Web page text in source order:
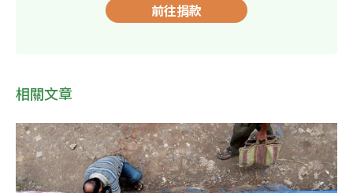
前往捐款
相關文章